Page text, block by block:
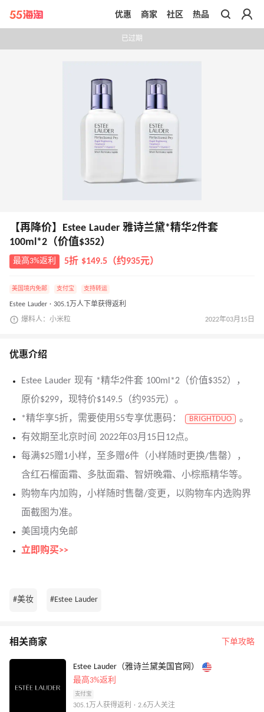
带你去官网买正品
优惠 商家 社区 热品
已过期
【再降价】Estee Lauder 雅诗兰黛*精华2件套
100ml*2（价值$352）
最高3%返利 5折 $149.5（约935元）
美国境内免邮 支付宝 支持转运
Estee Lauder · 305.1万人下单获得返利
爆料人：小米粒 2022年03月15日
优惠介绍
Estee Lauder 现有 *精华2件套 100ml*2（价值$352），
原价$299，现特价$149.5（约935元）。
*精华享5折，需要使用55专享优惠码：
BRIGHTDUO
。
有效期至北京时间 2022年03月15日12点。
每满$25赠1小样，至多赠6件（小样随时更换/售罄），
含红石榴面霜、多肽面霜、智妍晚霜、小棕瓶精华等。
购物车内加购，小样随时售罄/变更，以购物车内选购界
面截图为准。
美国境内免邮
立即购买>>
#美妆 #Estee Lauder
相关商家 下单攻略
Estee Lauder（雅诗兰黛美国官网）
最高3%返利
支付宝
305.1万人获得返利 · 2.6万人关注